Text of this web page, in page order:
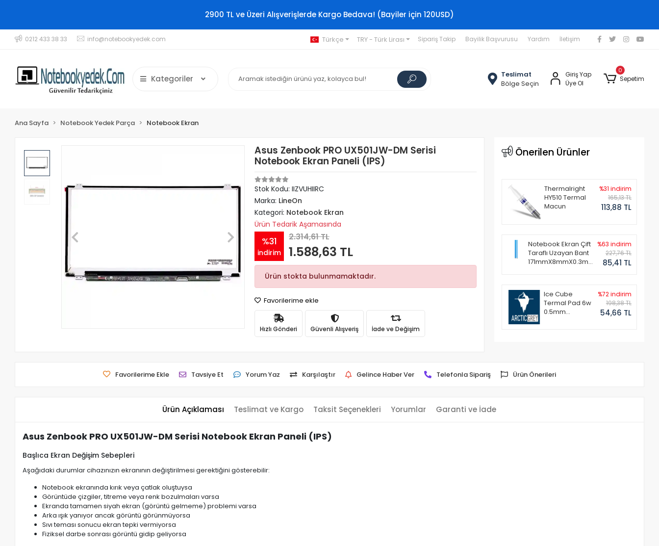
2900 TL ve Üzeri Alışverişlerde Kargo Bedava! (Bayiler için 120USD)
0212 433 38 33 info@notebookyedek.com Türkçe TRY - Türk Lirası Sipariş Takip Bayilik Başvurusu Yardım İletişim
Kategoriler
Teslimat
Bölge Seçin
Giriş Yap
Üye Ol
0
Sepetim
Ana Sayfa Notebook Yedek Parça Notebook Ekran
Asus Zenbook PRO UX501JW-DM Serisi
Notebook Ekran Paneli (IPS)
Stok Kodu: IIZVUHIIRC
Marka: LineOn
Kategori: Notebook Ekran
Ürün Tedarik Aşamasında
%31
indirim
2.314,61 TL
1.588,63 TL
Ürün stokta bulunmamaktadır.
Favorilerime ekle
Hızlı Gönderi Güvenli Alışveriş İade ve Değişim
Önerilen Ürünler
Thermalright
HY510 Termal
Macun
%31 indirim
165,13 TL
113,88 TL
Notebook Ekran Çift
Taraflı Uzayan Bant
171mmX8mmX0.3mm
%63 indirim
227,76 TL
85,41 TL
Ice Cube
Termal Pad 6w
0.5mm
%72 indirim
198,38 TL
54,66 TL
Favorilerime Ekle Tavsiye Et Yorum Yaz Karşılaştır Gelince Haber Ver Telefonla Sipariş Ürün Önerileri
Ürün Açıklaması Teslimat ve Kargo Taksit Seçenekleri Yorumlar Garanti ve İade
Asus Zenbook PRO UX501JW-DM Serisi Notebook Ekran Paneli (IPS)
Başlıca Ekran Değişim Sebepleri
Aşağıdaki durumlar cihazınızın ekranının değiştirilmesi gerektiğini gösterebilir:
Notebook ekranında kırık veya çatlak oluştuysa
Görüntüde çizgiler, titreme veya renk bozulmaları varsa
Ekranda tamamen siyah ekran (görüntü gelmeme) problemi varsa
Arka ışık yanıyor ancak görüntü görünmüyorsa
Sıvı teması sonucu ekran tepki vermiyorsa
Fiziksel darbe sonrası görüntü gidip geliyorsa